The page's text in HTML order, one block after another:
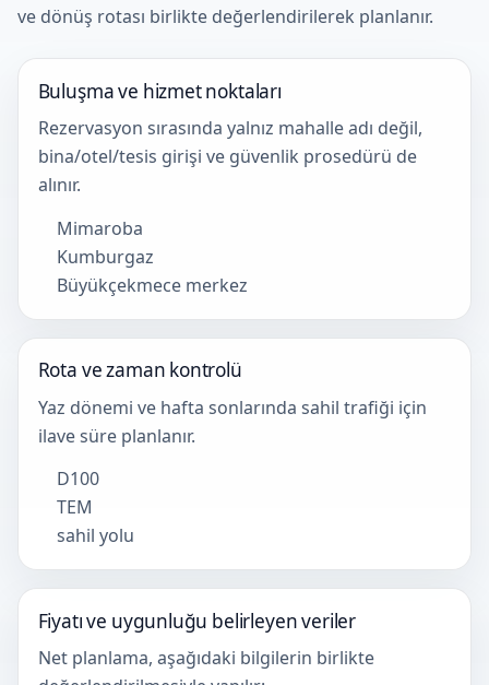
ve dönüş rotası birlikte değerlendirilerek planlanır.
Buluşma ve hizmet noktaları
Rezervasyon sırasında yalnız mahalle adı değil,
bina/otel/tesis girişi ve güvenlik prosedürü de
alınır.
Mimaroba
Kumburgaz
Büyükçekmece merkez
Rota ve zaman kontrolü
Yaz dönemi ve hafta sonlarında sahil trafiği için
ilave süre planlanır.
D100
TEM
sahil yolu
Fiyatı ve uygunluğu belirleyen veriler
Net planlama, aşağıdaki bilgilerin birlikte